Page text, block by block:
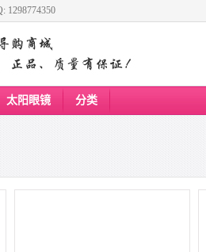
1298774350
太阳眼镜 分类